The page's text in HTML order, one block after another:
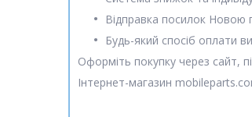
Відправка посилок
Будь-який спосіб оплати
Оформіть покупку через сайт,
Інтернет-магазин